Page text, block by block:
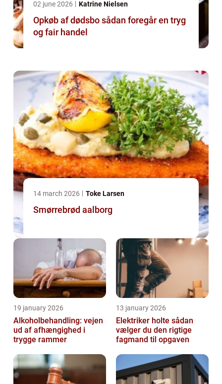
02 june 2026 Katrine Nielsen
Opkøb af dødsbo sådan foregår en tryg
og fair handel
14 march 2026 Toke Larsen
Smørrebrød aalborg
19 january 2026
Alkoholbehandling: vejen
ud af afhængighed i
trygge rammer
13 january 2026
Elektriker holte sådan
vælger du den rigtige
fagmand til opgaven